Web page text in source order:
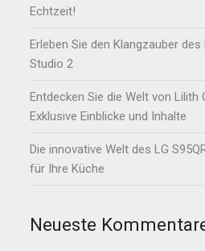
Echtzeit!
Erleben Sie den Klangzauber
Studio 2
Entdecken Sie die Welt von Lilith
Exklusive Einblicke und Inhalte
Die innovative Welt des LG
für Ihre Küche
Neueste